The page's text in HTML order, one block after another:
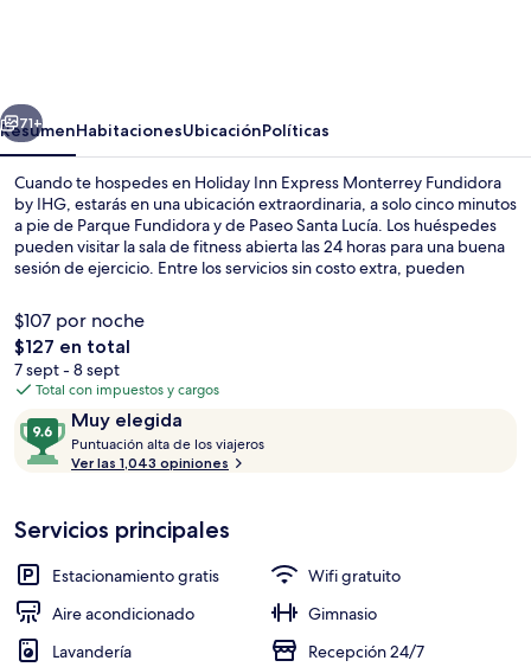
Fundidora
by
IHG
Siguiente
71+
ResumenHabitacionesUbicaciónPolíticas
Cuando te hospedes en Holiday Inn Express Monterrey Fundidora
by IHG, estarás en una ubicación extraordinaria, a solo cinco minutos
a pie de Parque Fundidora y de Paseo Santa Lucía. Los huéspedes
pueden visitar la sala de fitness abierta las 24 horas para una buena
sesión de ejercicio. Entre los servicios sin costo extra, pueden
tanto Arena Monterrey como Macroplaza están a solo cinco minutos
en auto. El personal amable y la ubicación están muy bien calificados
por otros visitantes. Hay opciones de transporte público a una corta
distancia a pie: Estación de metro Parque Fundidora está a 11
minutos y Colonia Obrera Station está a 13 minutos.
$107 por noche
El
precio
total
de
$127
$127 en total
7 sept - 8 sept
Total con impuestos y cargos
OpinionesMuy elegida
9.6
de
10,
elegida
Puntuación alta de los viajeros
c
ó
Ver las 1,043 opiniones
Servicios principales
Estacionamiento gratis
Wifi gratuito
Aire acondicionado
Gimnasio
Lavandería
Recepción 24/7